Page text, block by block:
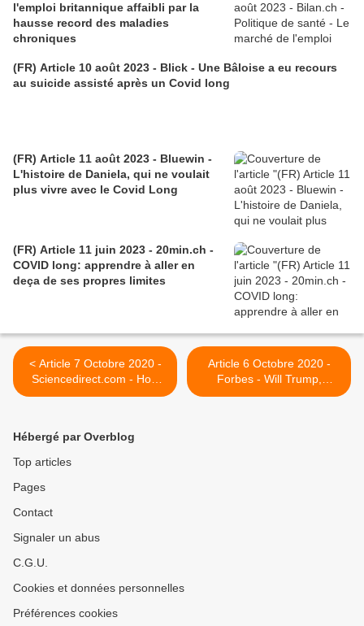
l'emploi britannique affaibli par la
hausse record des maladies
chroniques
(FR) Article 10 août 2023 - Blick - Une Bâloise a eu recours
au suicide assisté après un Covid long
(FR) Article 11 août 2023 - Bluewin -
L'histoire de Daniela, qui ne voulait
plus vivre avec le Covid Long
(FR) Article 11 juin 2023 - 20min.ch -
COVID long: apprendre à aller en
deça de ses propres limites
< Article 7 Octobre 2020 -
Sciencedirect.com - How
and Why Patients Made
Article 6 Octobre 2020 -
Forbes - Will Trump,
Congressional Infections
Hébergé par Overblog
Top articles
Pages
Contact
Signaler un abus
C.G.U.
Cookies et données personnelles
Préférences cookies